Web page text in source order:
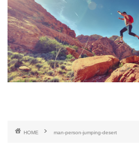
HOME man-person-jumping-desert